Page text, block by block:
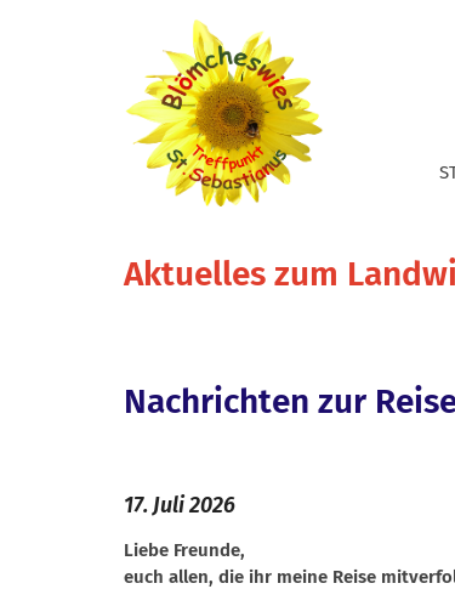
Aktuelles zum
Nachrichten zur
17. Juli 2026
Liebe Freunde,
euch allen, die ihr meine Reise